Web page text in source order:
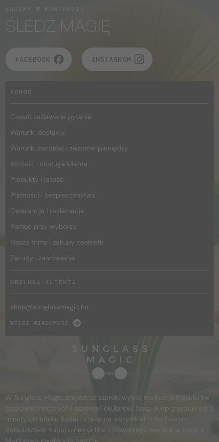
ŚLEDŹ MAGIĘ
FACEBOOK INSTAGRAM
POMOC
Często zadawane pytania
Warunki dostawy
Warunki zwrotów i zwrotów pieniędzy
Kontakt i obsługa klienta
Produkty i jakość
Płatności i bezpieczeństwo
Gwarancja i reklamacje
Pomoc przy wyborze
Nasza firma i zakupy osobiste
Zakupy i zamówienia
OBSŁUGA KLIENTA
shop@sunglassmagic.hu
WPISZ WIADOMOŚĆ
W Sunglass Magic znajdziesz szeroki wybór markowych okularów
przeciwsłonecznych i oprawek okularów. Nasz sklep znajduje się 2
minuty od tunelu Budai i czeka na wszystkich z fachowym
doradztwem. Kupuj u nas online z dowolnego miejsca w kraju, z